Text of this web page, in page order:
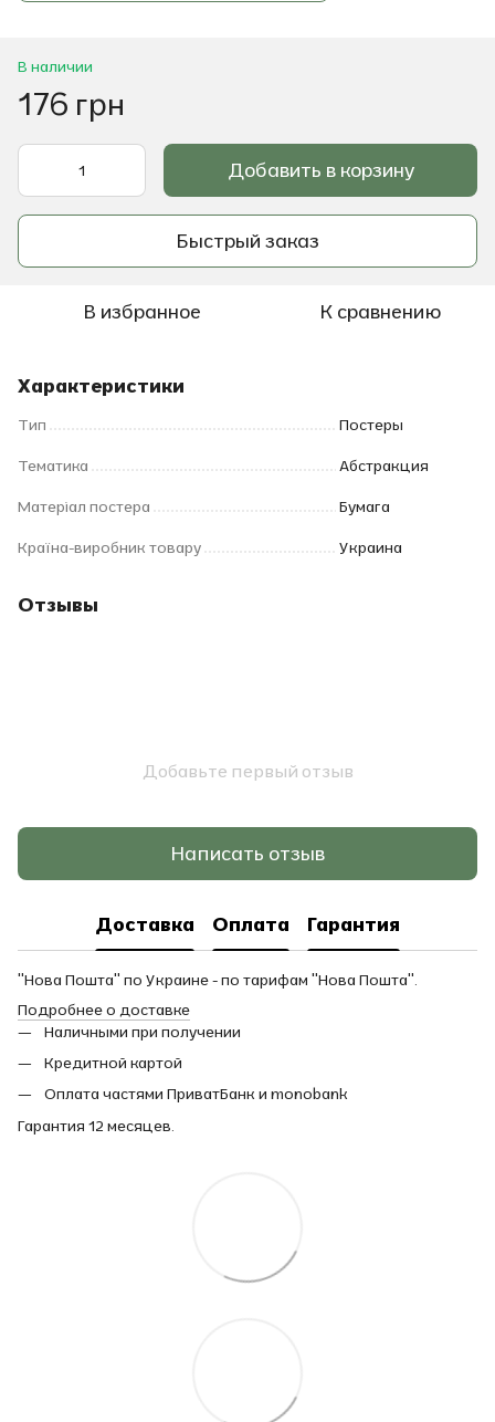
В наличии
176 грн
Добавить в корзину
Быстрый заказ
В избранное К сравнению
Характеристики
Тип Постеры
Тематика Абстракция
Матеріал постера Бумага
Країна-виробник товару Украина
Отзывы
Добавьте первый отзыв
Написать отзыв
Доставка Оплата Гарантия
"Нова Пошта" по Украине - по тарифам "Нова Пошта".
Подробнее о доставке
Наличными при получении
Кредитной картой
Оплата частями ПриватБанк и monobank
Гарантия 12 месяцев.